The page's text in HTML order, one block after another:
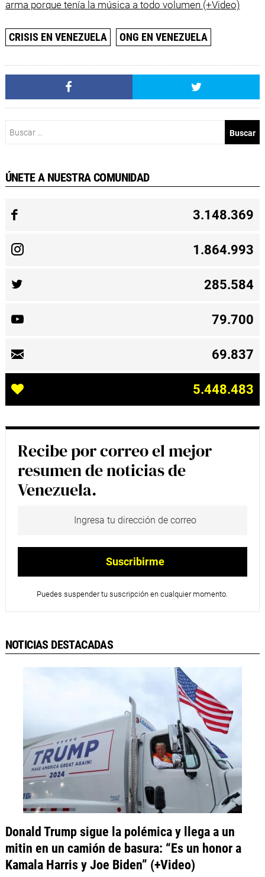
arma porque tenía la música a todo volumen (+Video)
CRISIS EN VENEZUELA ONG EN VENEZUELA
ÚNETE A NUESTRA COMUNIDAD
3.148.369
1.864.993
285.584
79.700
69.837
5.448.483
Recibe por correo el mejor
resumen de noticias de
Venezuela.
Puedes suspender tu suscripción en cualquier momento.
NOTICIAS DESTACADAS
Donald Trump sigue la polémica y llega a un
mitin en un camión de basura: “Es un honor a
Kamala Harris y Joe Biden” (+Video)